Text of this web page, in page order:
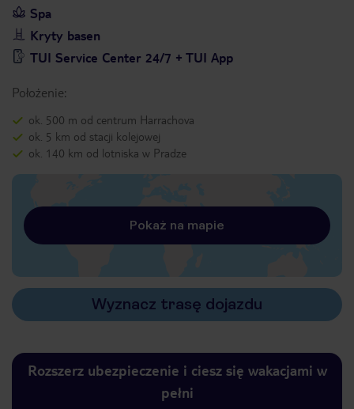
Spa
Kryty basen
TUI Service Center 24/7 + TUI App
Położenie:
ok. 500 m od centrum Harrachova
ok. 5 km od stacji kolejowej
ok. 140 km od lotniska w Pradze
Pokaż na mapie
Wyznacz trasę dojazdu
Rozszerz ubezpieczenie i ciesz się wakacjami w
pełni